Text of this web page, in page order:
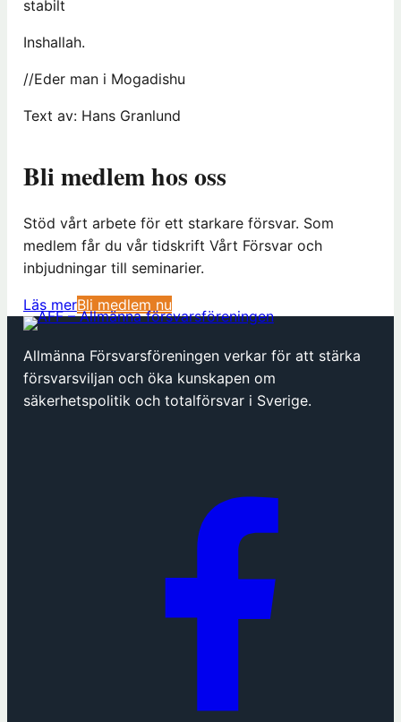
stabilt
Inshallah.
//Eder man i Mogadishu
Text av: Hans Granlund
Bli medlem hos oss
Stöd vårt arbete för ett starkare försvar. Som
medlem får du vår tidskrift Vårt Försvar och
inbjudningar till seminarier.
Läs merBli medlem nu(
ö
p
n
Allmänna Försvarsföreningen verkar för att stärka
försvarsviljan och öka kunskapen om
säkerhetspolitik och totalförsvar i Sverige.